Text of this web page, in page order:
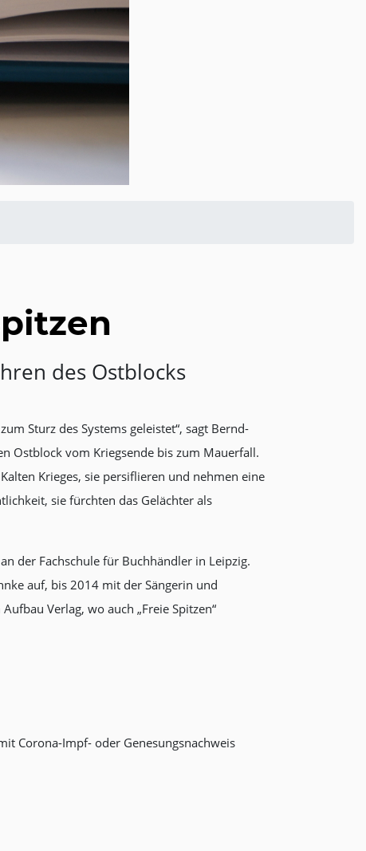
des Ostblocks
Sturz des Systems geleistet“, sagt Bernd-
Ostblock vom Kriegsende bis zum Mauerfall.
Krieges, sie persiflieren und nehmen eine
sie fürchten das Gelächter als
der Fachschule für Buchhändler in Leipzig.
auf, bis 2014 mit der Sängerin und
Verlag, wo auch „Freie Spitzen“
Corona-Impf- oder Genesungsnachweis